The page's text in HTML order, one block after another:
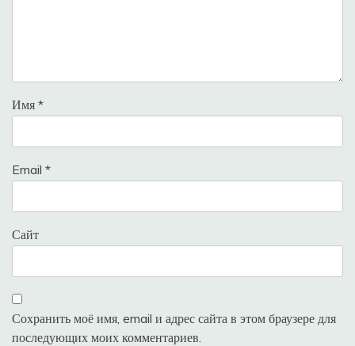
Имя *
Email *
Сайт
Сохранить моё имя, email и адрес сайта в этом браузере для
последующих моих комментариев.